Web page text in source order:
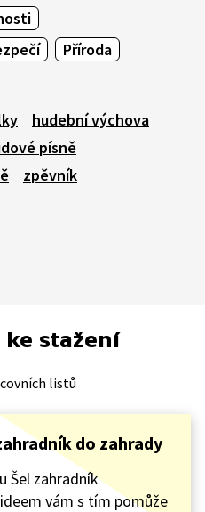
Příroda
hudební výchova
písně
zpěvník
stažení
listů
do zahrady
Šel zahradník
vám s tím pomůže